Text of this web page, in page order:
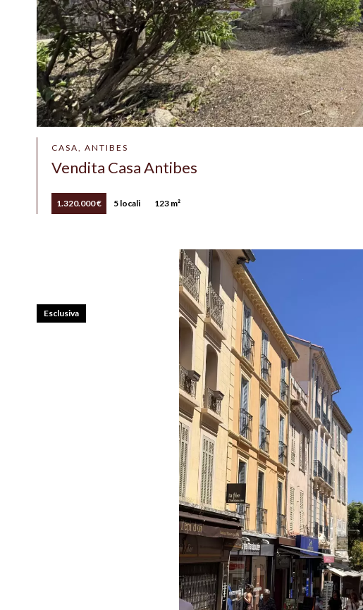
CASA, ANTIBES
Vendita Casa Antibes
1.320.000 € 5 locali 123 m²
Esclusiva